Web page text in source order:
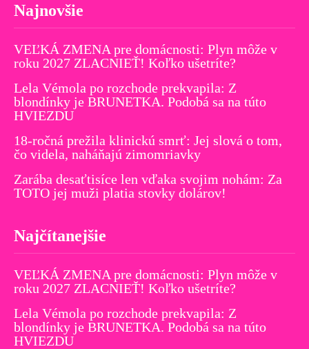
Najnovšie
VEĽKÁ ZMENA pre domácnosti: Plyn môže v
roku 2027 ZLACNIEŤ! Koľko ušetríte?
Lela Vémola po rozchode prekvapila: Z
blondínky je BRUNETKA. Podobá sa na túto
HVIEZDU
18-ročná prežila klinickú smrť: Jej slová o tom,
čo videla, naháňajú zimomriavky
Zarába desaťtisíce len vďaka svojim nohám: Za
TOTO jej muži platia stovky dolárov!
Najčítanejšie
VEĽKÁ ZMENA pre domácnosti: Plyn môže v
roku 2027 ZLACNIEŤ! Koľko ušetríte?
Lela Vémola po rozchode prekvapila: Z
blondínky je BRUNETKA. Podobá sa na túto
HVIEZDU